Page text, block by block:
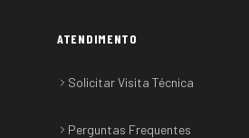
ATENDIMENTO
Solicitar Visita Técnica
Perguntas Frequentes